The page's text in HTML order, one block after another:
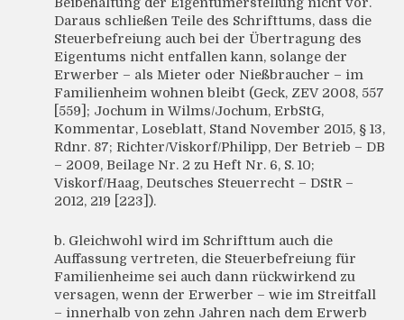
Daraus schließen Teile des Schrifttums, dass die
Steuerbefreiung auch bei der Übertragung des
Eigentums nicht entfallen kann, solange der
Erwerber – als Mieter oder Nießbraucher – im
Familienheim wohnen bleibt (Geck, ZEV 2008, 557
[559]; Jochum in Wilms/Jochum, ErbStG,
Kommentar, Loseblatt, Stand November 2015, § 13,
Rdnr. 87; Richter/Viskorf/Philipp, Der Betrieb – DB
– 2009, Beilage Nr. 2 zu Heft Nr. 6, S. 10;
Viskorf/Haag, Deutsches Steuerrecht – DStR –
2012, 219 [223]).
b. Gleichwohl wird im Schrifttum auch die
Auffassung vertreten, die Steuerbefreiung für
Familienheime sei auch dann rückwirkend zu
versagen, wenn der Erwerber – wie im Streitfall
– innerhalb von zehn Jahren nach dem Erwerb